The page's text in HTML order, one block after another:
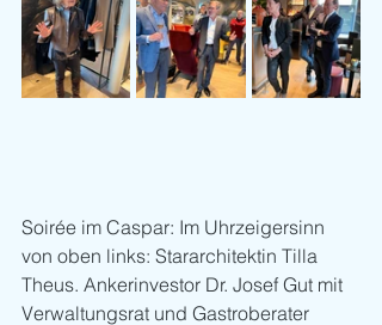
Soirée im Caspar: Im Uhrzeigersinn
von oben links: Stararchitektin Tilla
Theus. Ankerinvestor Dr. Josef Gut mit
Verwaltungsrat und Gastroberater